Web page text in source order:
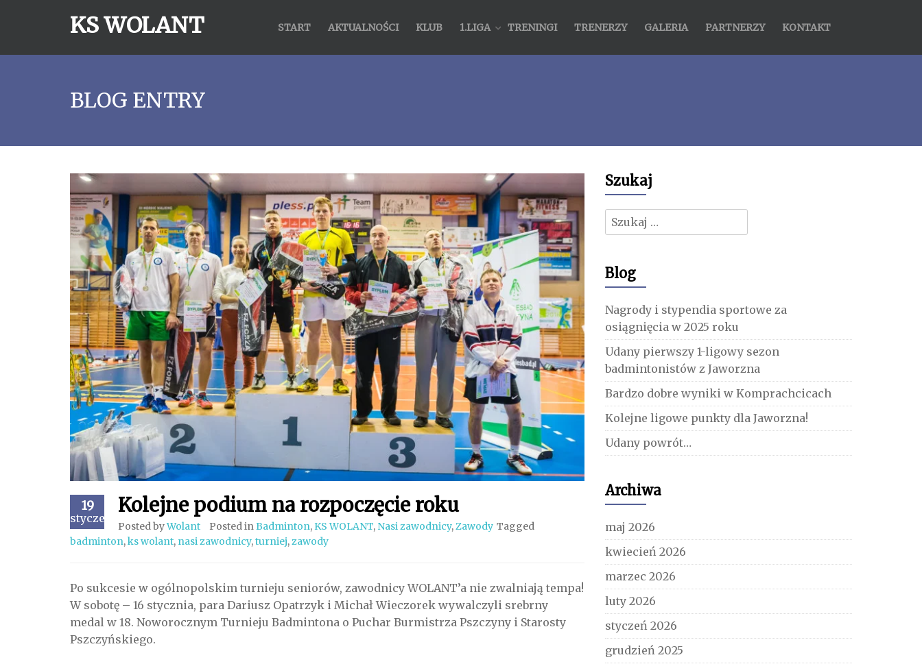
KS WOLANT START AKTUALNOŚCI KLUB 1.LIGA TRENINGI TRENERZY GALERIA PARTNERZY KONTAKT
BLOG ENTRY
19
styczeń
Kolejne podium na rozpoczęcie roku
Posted byWolant Posted inBadminton, KS WOLANT, Nasi zawodnicy,Zawody Tagged
badminton,ks wolant, nasi zawodnicy,turniej,zawody
Po sukcesie w ogólnopolskim turnieju seniorów, zawodnicy WOLANT’a nie zwalniają tempa!
W sobotę – 16 stycznia, para Dariusz Opatrzyk i Michał Wieczorek wywalczyli srebrny
medal w 18. Noworocznym Turnieju Badmintona o Puchar Burmistrza Pszczyny i Starosty
Pszczyńskiego.
Szukaj
Szukaj:
Blog
Nagrody i stypendia sportowe za
osiągnięcia w 2025 roku
Udany pierwszy 1-ligowy sezon
badmintonistów z Jaworzna
Bardzo dobre wyniki w Komprachcicach
Kolejne ligowe punkty dla Jaworzna!
Udany powrót…
Archiwa
maj 2026
kwiecień 2026
marzec 2026
luty 2026
styczeń 2026
grudzień 2025